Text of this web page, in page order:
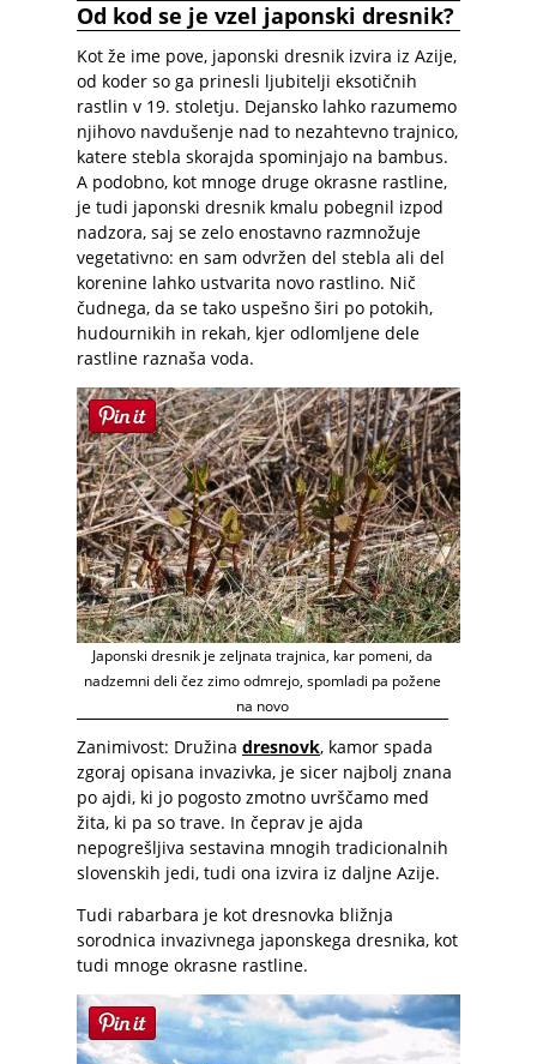
Od kod se je vzel japonski dresnik?
Kot že ime pove, japonski dresnik izvira iz Azije,
od koder so ga prinesli ljubitelji eksotičnih
rastlin v 19. stoletju. Dejansko lahko razumemo
njihovo navdušenje nad to nezahtevno trajnico,
katere stebla skorajda spominjajo na bambus.
A podobno, kot mnoge druge okrasne rastline,
je tudi japonski dresnik kmalu pobegnil izpod
nadzora, saj se zelo enostavno razmnožuje
vegetativno: en sam odvržen del stebla ali del
korenine lahko ustvarita novo rastlino. Nič
čudnega, da se tako uspešno širi po potokih,
hudournikih in rekah, kjer odlomljene dele
rastline raznaša voda.
Japonski dresnik je zeljnata trajnica, kar pomeni, da
nadzemni deli čez zimo odmrejo, spomladi pa požene
na novo
Zanimivost: Družina dresnovk, kamor spada
zgoraj opisana invazivka, je sicer najbolj znana
po ajdi, ki jo pogosto zmotno uvrščamo med
žita, ki pa so trave. In čeprav je ajda
nepogrešljiva sestavina mnogih tradicionalnih
slovenskih jedi, tudi ona izvira iz daljne Azije.
Tudi rabarbara je kot dresnovka bližnja
sorodnica invazivnega japonskega dresnika, kot
tudi mnoge okrasne rastline.